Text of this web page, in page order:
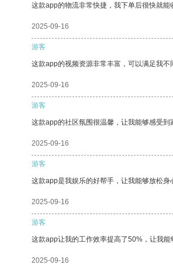
这款app的物流非常快捷，我下单后很快就能
2025-09-16
游客
这款app的视频资源非常丰富，可以满足我不
2025-09-16
游客
这款app的社区氛围很温馨，让我能够感受到
2025-09-16
游客
这款app是我娱乐的好帮手，让我能够放松身
2025-09-16
游客
这款app让我的工作效率提高了50%，让我
2025-09-16